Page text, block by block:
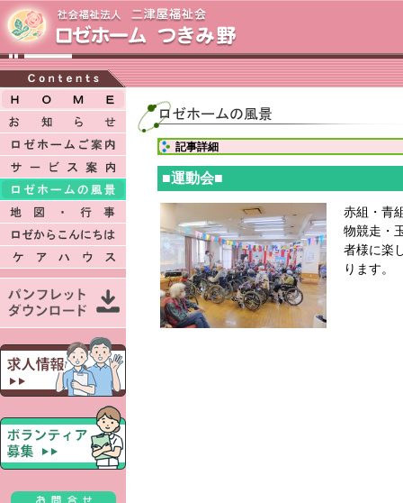
記事詳細
■運動会■
赤組・青
物競走・
者様に楽
ります。